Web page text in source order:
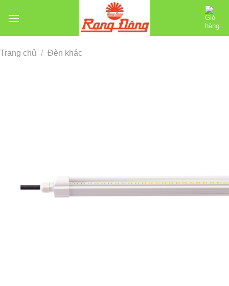
đến
Trang chủ / Đèn khác